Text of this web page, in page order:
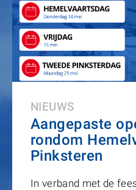
NIEUWS
Aangepaste
rondom
Pinksteren
In verband met de